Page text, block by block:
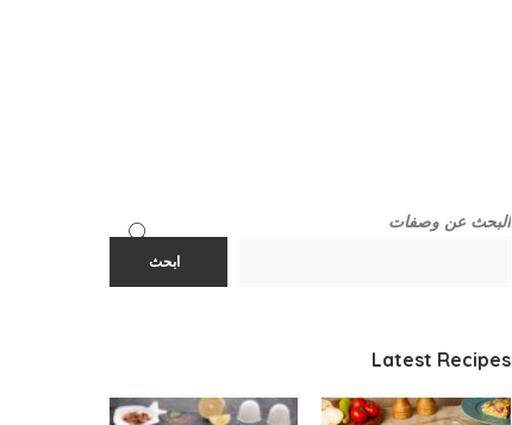
البحث عن وصفات
ابحث
Latest Recipes